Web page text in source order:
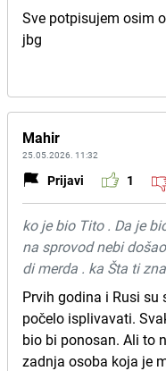
Sve potpisujem osim
jbg
Mahir
25.05.2026. 11:32
Prijavi 1
ko je bio Tito . Da je
na sprovod nebi
di merda . ka Šta ti
Prvih godina i Rusi
počelo isplivavati.
bio bi ponosan. Ali to
zadnja osoba koja je